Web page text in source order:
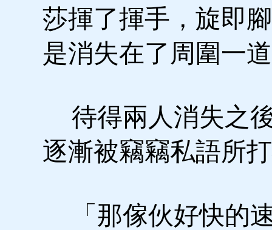
莎揮了揮手，旋即
是消失在了周圍一
待得兩人消失之
逐漸被竊竊私語所
「那傢伙好快的